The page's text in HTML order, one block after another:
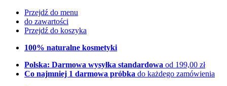
Przejdź do menu
do zawartości
Przejdź do koszyka
100% naturalne kosmetyki
Polska: Darmowa wysyłka standardowa od 199,00 zł
Co najmniej 1 darmowa próbka do każdego zamówienia